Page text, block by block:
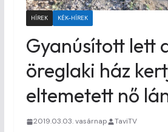
HÍREK KÉK-HÍREK
Gyanúsított lett
öreglaki ház
eltemetett nő
2019.03.03. vasárnap TaviTV